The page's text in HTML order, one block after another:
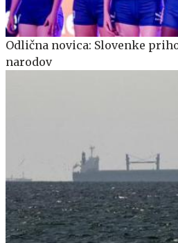
Odlična novica: Slovenke
narodov